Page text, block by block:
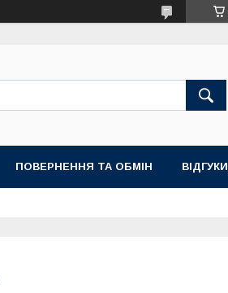
ПОВЕРНЕННЯ ТА ОБМІН ВІДГУКИ